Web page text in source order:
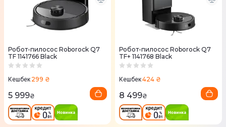
Робот-пилосос Roborock Q7
TF 1141766 Black
Кешбек 299 ₴
5 999₴
Робот-пилосос Roborock Q7
TF+ 1141768 Black
Кешбек424 ₴
8 499₴